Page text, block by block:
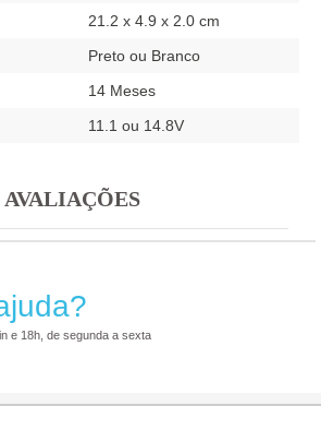
21.2 x 4.9 x 2.0 cm
Preto ou Branco
14 Meses
11.1 ou 14.8V
AVALIAÇÕES
e 18h, de segunda a sexta